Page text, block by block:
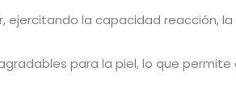
la capacidad reacción,
para la piel, lo que